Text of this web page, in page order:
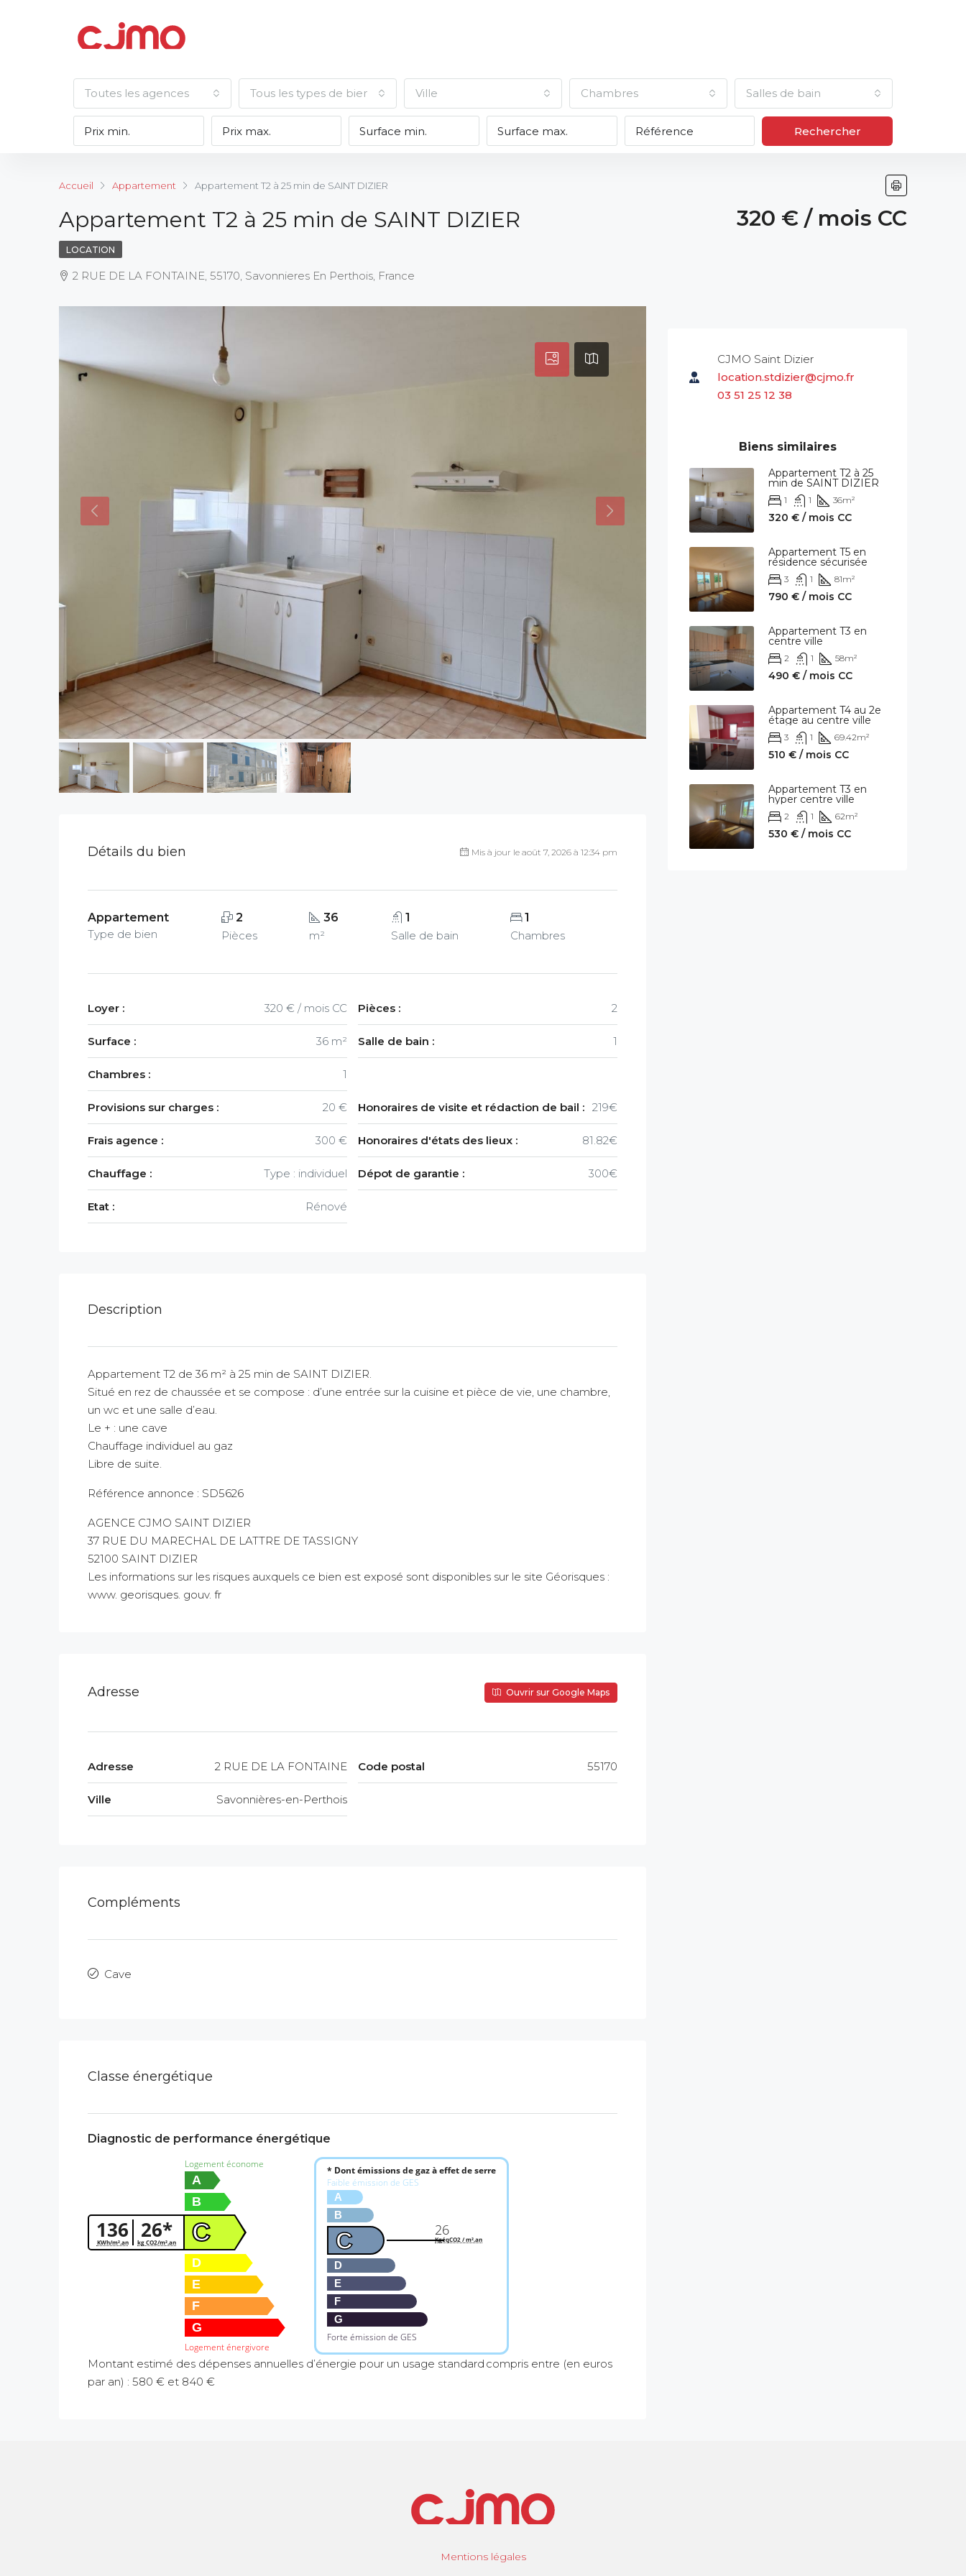
Toutes les agences Tous les types de biens Ville Chambres Salles de bain
Rechercher
Accueil Appartement Appartement T2 à 25 min de SAINT DIZIER
Appartement T2 à 25 min de SAINT DIZIER 320 € / mois CC
LOCATION
2 RUE DE LA FONTAINE, 55170, Savonnieres En Perthois, France
Détails du bien Mis à jour le août 7, 2026 à 12:34 pm
Appartement
Type de bien
2
Pièces
36
m²
1
Salle de bain
1
Chambres
Loyer : 320 € / mois CC
Surface : 36 m²
Chambres : 1
Pièces : 2
Salle de bain : 1
Provisions sur charges : 20 €
Frais agence : 300 €
Chauffage : Type : individuel
Etat : Rénové
Honoraires de visite et rédaction de bail : 219€
Honoraires d'états des lieux : 81.82€
Dépot de garantie : 300€
Description
Appartement T2 de 36 m² à 25 min de SAINT DIZIER.
Situé en rez de chaussée et se compose : d’une entrée sur la cuisine et pièce de vie, une chambre,
un wc et une salle d’eau.
Le + : une cave
Chauffage individuel au gaz
Libre de suite.
Référence annonce : SD5626
AGENCE CJMO SAINT DIZIER
37 RUE DU MARECHAL DE LATTRE DE TASSIGNY
52100 SAINT DIZIER
Les informations sur les risques auxquels ce bien est exposé sont disponibles sur le site Géorisques :
www. georisques. gouv. fr
Adresse Ouvrir sur Google Maps
Adresse 2 RUE DE LA FONTAINE
Ville Savonnières-en-Perthois
Code postal 55170
Compléments
Cave
Classe énergétique
Diagnostic de performance énergétique
136
KWh/m².an 26*
kg CO2/m².an
Logement économe
A
B
C
D
E
F
G
Logement énergivore
* Dont émissions de gaz à effet de serre
Faible émission de GES
A
B
C
D
E
F
G
Forte émission de GES
26
KgéqCO2 / m².an
Montant estimé des dépenses annuelles d’énergie pour un usage standard compris entre (en euros
par an) : 580 € et 840 €
CJMO Saint Dizier
location.stdizier@cjmo.fr
03 51 25 12 38
Biens similaires
Appartement T2 à 25
min de SAINT DIZIER
1 1 36m²
320 € / mois CC
Appartement T5 en
résidence sécurisée
3 1 81m²
790 € / mois CC
Appartement T3 en
centre ville
2 1 58m²
490 € / mois CC
Appartement T4 au 2e
étage au centre ville
3 1 69.42m²
510 € / mois CC
Appartement T3 en
hyper centre ville
2 1 62m²
530 € / mois CC
Mentions légales